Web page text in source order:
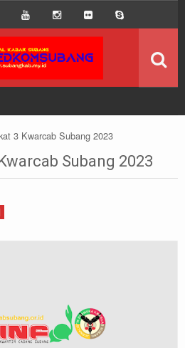
3 Kwarcab Subang 2023
Subang 2023